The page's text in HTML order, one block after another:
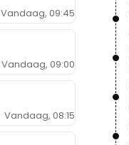
Vandaag, 09:45
Vandaag, 09:00
Vandaag, 08:15